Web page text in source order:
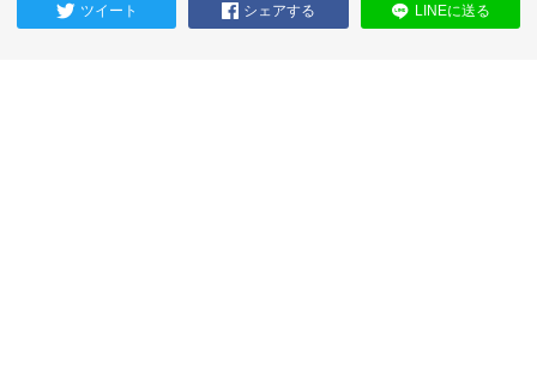
ツイート シェアする LINEに送る